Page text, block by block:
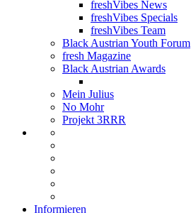
freshVibes News
freshVibes Specials
freshVibes Team
Black Austrian Youth Forum
fresh Magazine
Black Austrian Awards
Mein Julius
No Mohr
Projekt 3RRR
Informieren